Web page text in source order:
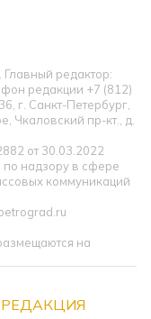
редактор:
редакции +7 (812)
г. Санкт-Петербург,
Чкаловский пр-кт., д.
от 30.03.2022
надзору в сфере
коммуникаций
на
РЕДАКЦИЯ